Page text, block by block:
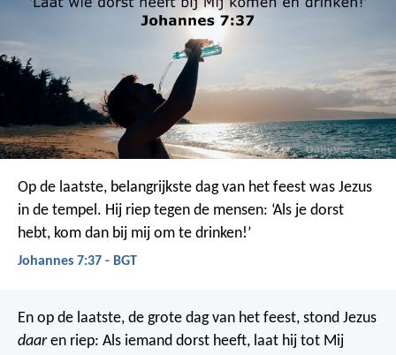
Op de laatste, belangrijkste dag van het feest was Jezus
in de tempel. Hij riep tegen de mensen: ‘Als je dorst
hebt, kom dan bij mij om te drinken!’
Johannes 7:37 - BGT
En op de laatste, de grote dag van het feest, stond Jezus
daaren riep: Als iemand dorst heeft, laat hij tot Mij